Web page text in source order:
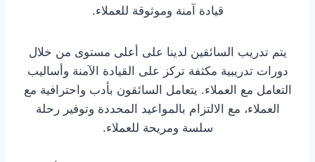
قيادة آمنة وموثوقة للعملاء.
يتم تدريب السائقين لدينا على أعلى مستوى من خلال
دورات تدريبية مكثفة تركز على القيادة الآمنة وأساليب
التعامل مع العملاء. يتعامل السائقون بأدب واحترافية مع
العملاء، مع الالتزام بالمواعيد المحددة وتوفير رحلة
سلسة ومريحة للعملاء.